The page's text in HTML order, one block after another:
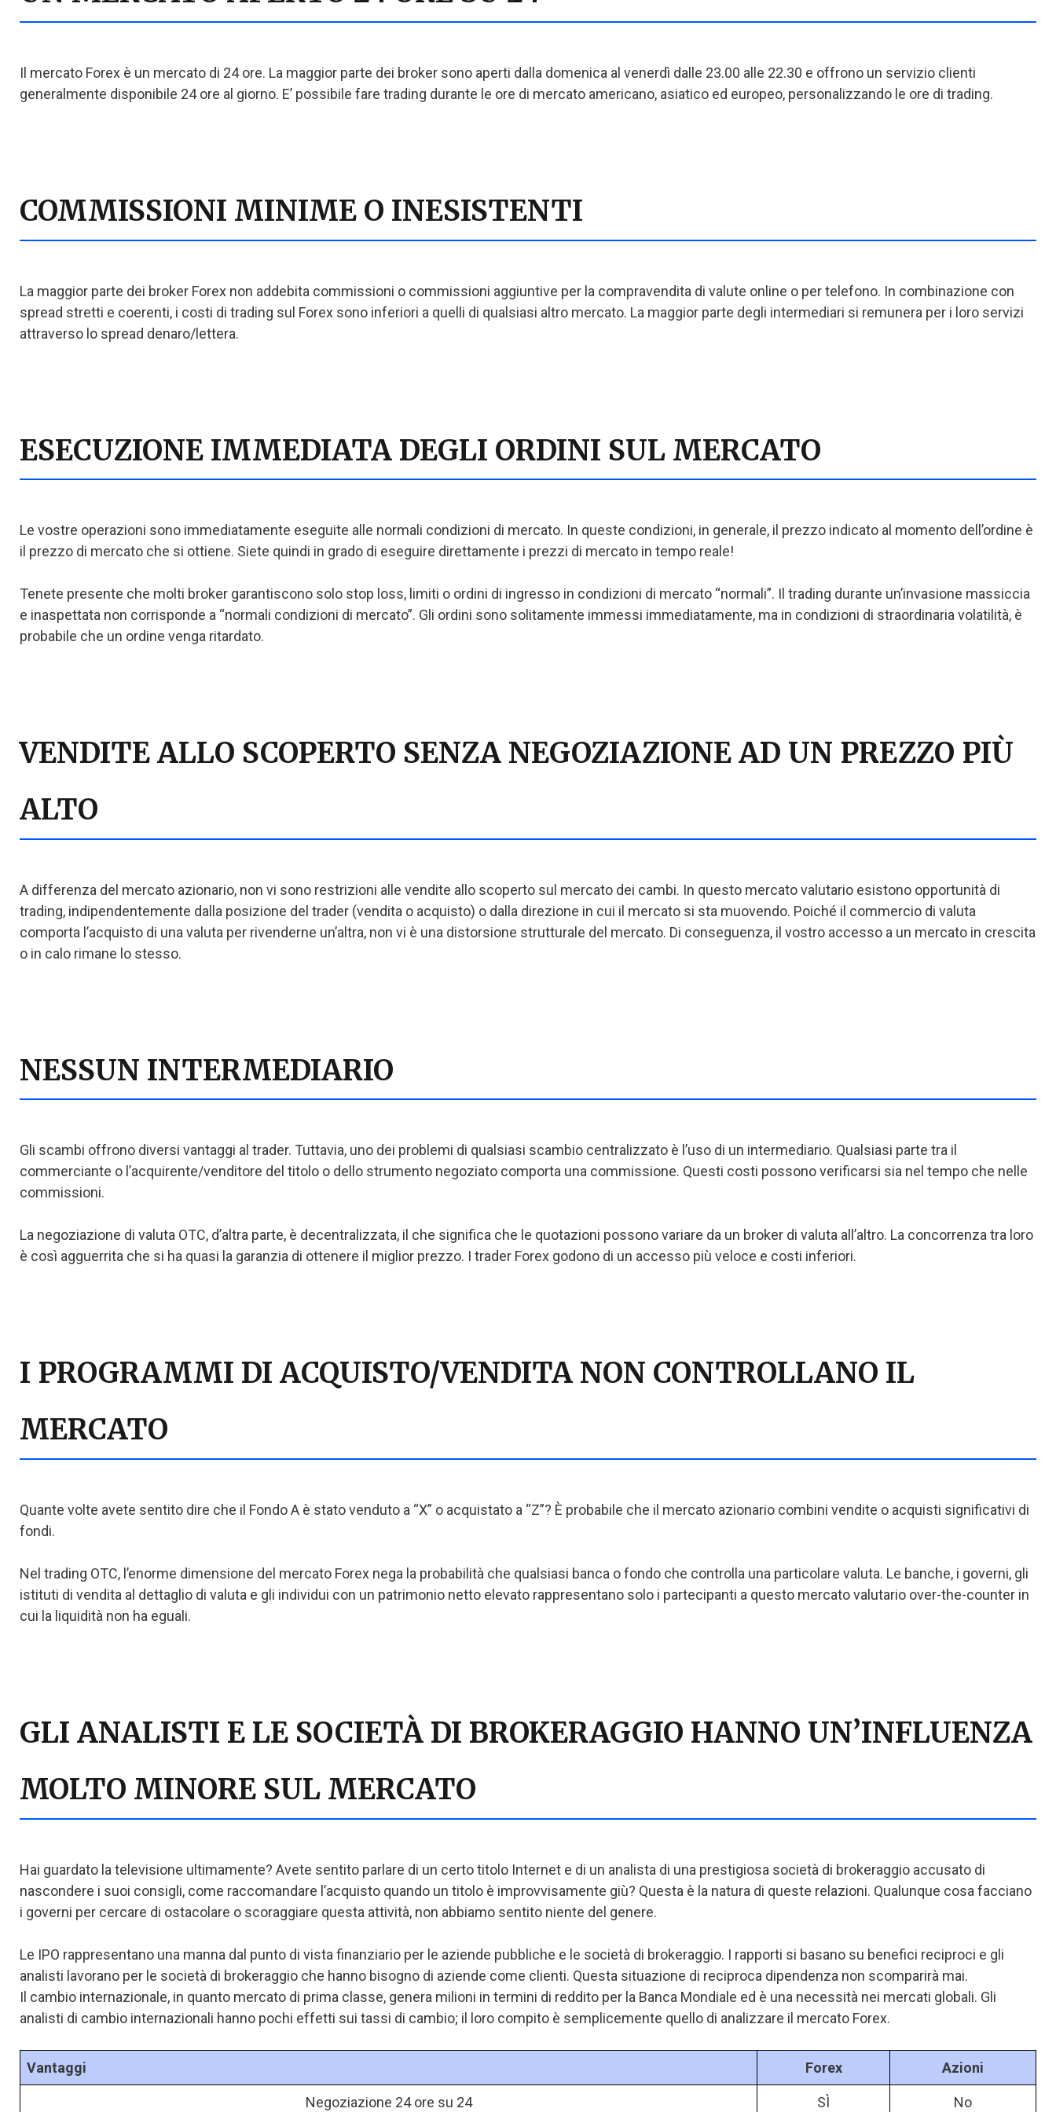
Il mercato Forex è un mercato di 24 ore. La maggior parte dei broker sono aperti dalla domenica al venerdì dalle 23.00 alle 22.30 e offrono un servizio clienti
generalmente disponibile 24 ore al giorno. E’ possibile fare trading durante le ore di mercato americano, asiatico ed europeo, personalizzando le ore di trading.
COMMISSIONI MINIME O INESISTENTI
La maggior parte dei broker Forex non addebita commissioni o commissioni aggiuntive per la compravendita di valute online o per telefono. In combinazione con
spread stretti e coerenti, i costi di trading sul Forex sono inferiori a quelli di qualsiasi altro mercato. La maggior parte degli intermediari si remunera per i loro servizi
attraverso lo spread denaro/lettera.
ESECUZIONE IMMEDIATA DEGLI ORDINI SUL MERCATO
Le vostre operazioni sono immediatamente eseguite alle normali condizioni di mercato. In queste condizioni, in generale, il prezzo indicato al momento dell’ordine è
il prezzo di mercato che si ottiene. Siete quindi in grado di eseguire direttamente i prezzi di mercato in tempo reale!
Tenete presente che molti broker garantiscono solo stop loss, limiti o ordini di ingresso in condizioni di mercato “normali”. Il trading durante un’invasione massiccia
e inaspettata non corrisponde a “normali condizioni di mercato”. Gli ordini sono solitamente immessi immediatamente, ma in condizioni di straordinaria volatilità, è
probabile che un ordine venga ritardato.
VENDITE ALLO SCOPERTO SENZA NEGOZIAZIONE AD UN PREZZO PIÙ
ALTO
A differenza del mercato azionario, non vi sono restrizioni alle vendite allo scoperto sul mercato dei cambi. In questo mercato valutario esistono opportunità di
trading, indipendentemente dalla posizione del trader (vendita o acquisto) o dalla direzione in cui il mercato si sta muovendo. Poiché il commercio di valuta
comporta l’acquisto di una valuta per rivenderne un’altra, non vi è una distorsione strutturale del mercato. Di conseguenza, il vostro accesso a un mercato in crescita
o in calo rimane lo stesso.
NESSUN INTERMEDIARIO
Gli scambi offrono diversi vantaggi al trader. Tuttavia, uno dei problemi di qualsiasi scambio centralizzato è l’uso di un intermediario. Qualsiasi parte tra il
commerciante o l’acquirente/venditore del titolo o dello strumento negoziato comporta una commissione. Questi costi possono verificarsi sia nel tempo che nelle
commissioni.
La negoziazione di valuta OTC, d’altra parte, è decentralizzata, il che significa che le quotazioni possono variare da un broker di valuta all’altro. La concorrenza tra loro
è così agguerrita che si ha quasi la garanzia di ottenere il miglior prezzo. I trader Forex godono di un accesso più veloce e costi inferiori.
I PROGRAMMI DI ACQUISTO/VENDITA NON CONTROLLANO IL
MERCATO
Quante volte avete sentito dire che il Fondo A è stato venduto a “X” o acquistato a “Z”? È probabile che il mercato azionario combini vendite o acquisti significativi di
fondi.
Nel trading OTC, l’enorme dimensione del mercato Forex nega la probabilità che qualsiasi banca o fondo che controlla una particolare valuta. Le banche, i governi, gli
istituti di vendita al dettaglio di valuta e gli individui con un patrimonio netto elevato rappresentano solo i partecipanti a questo mercato valutario over-the-counter in
cui la liquidità non ha eguali.
GLI ANALISTI E LE SOCIETÀ DI BROKERAGGIO HANNO UN’INFLUENZA
MOLTO MINORE SUL MERCATO
Hai guardato la televisione ultimamente? Avete sentito parlare di un certo titolo Internet e di un analista di una prestigiosa società di brokeraggio accusato di
nascondere i suoi consigli, come raccomandare l’acquisto quando un titolo è improvvisamente giù? Questa è la natura di queste relazioni. Qualunque cosa facciano
i governi per cercare di ostacolare o scoraggiare questa attività, non abbiamo sentito niente del genere.
Le IPO rappresentano una manna dal punto di vista finanziario per le aziende pubbliche e le società di brokeraggio. I rapporti si basano su benefici reciproci e gli
analisti lavorano per le società di brokeraggio che hanno bisogno di aziende come clienti. Questa situazione di reciproca dipendenza non scomparirà mai.
Il cambio internazionale, in quanto mercato di prima classe, genera milioni in termini di reddito per la Banca Mondiale ed è una necessità nei mercati globali. Gli
analisti di cambio internazionali hanno pochi effetti sui tassi di cambio; il loro compito è semplicemente quello di analizzare il mercato Forex.
Vantaggi Forex Azioni
Negoziazione 24 ore su 24 SÌ No